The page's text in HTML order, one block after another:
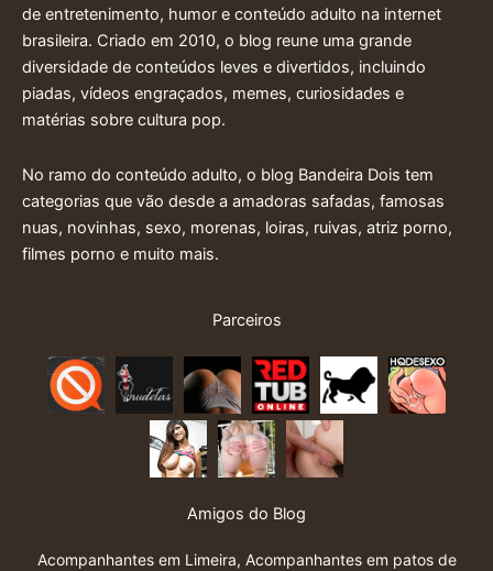
de entretenimento, humor e conteúdo adulto na internet
brasileira. Criado em 2010, o blog reune uma grande
diversidade de conteúdos leves e divertidos, incluindo
piadas, vídeos engraçados, memes, curiosidades e
matérias sobre cultura pop.
No ramo do conteúdo adulto, o blog Bandeira Dois tem
categorias que vão desde a amadoras safadas, famosas
nuas, novinhas, sexo, morenas, loiras, ruivas, atriz porno,
filmes porno e muito mais.
Parceiros
Amigos do Blog
Acompanhantes em Limeira, Acompanhantes em patos de